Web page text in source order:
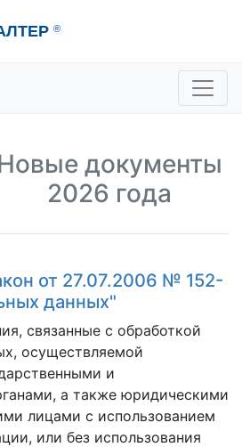
®
Отдел продаж
Консультации
документы
2026 года
от 27.07.2006 № 152-
данных"
связанные с обработкой
осуществляемой
и
а также юридическими
лицами с использованием
или без использования